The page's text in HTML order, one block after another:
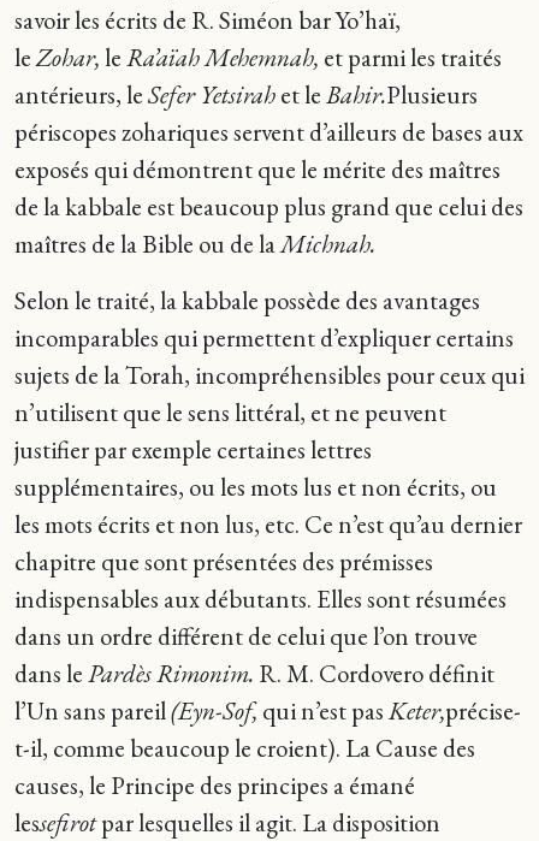
savoir les écrits de R. Siméon bar Yo’haï,
leZohar,leRa’aïah Mehemnah, et parmi les traités
antérieurs, leSefer Yetsirahet leBahir.Plusieurs
périscopes zohariques servent d’ailleurs de bases aux
exposés qui démontrent que le mérite des maîtres
de la kabbale est beaucoup plus grand que celui des
maîtres de la Bible ou de laMichnah.
Selon le traité, la kabbale possède des avantages
incomparables qui permettent d’expliquer certains
sujets de la Torah, incompréhensibles pour ceux qui
n’utilisent que le sens littéral, et ne peuvent
justifier par exemple certaines lettres
supplémentaires, ou les mots lus et non écrits, ou
les mots écrits et non lus, etc. Ce n’est qu’au dernier
chapitre que sont présentées des prémisses
indispensables aux débutants. Elles sont résumées
dans un ordre différent de celui que l’on trouve
dans lePardès Rimonim. R. M. Cordovero définit
l’Un sans pareil(Eyn-Sof,qui n’est pasKeter,précise-
t-il, comme beaucoup le croient). La Cause des
causes, le Principe des principes a émané
lessefirotpar lesquelles il agit. La disposition